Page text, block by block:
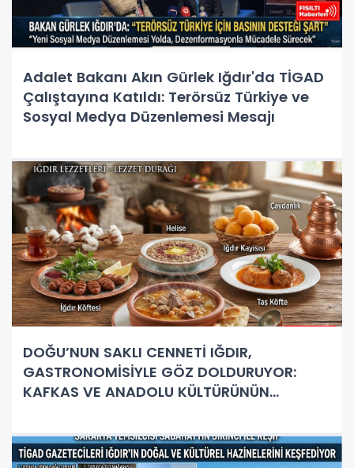
Adalet Bakanı Akın Gürlek Iğdır'da TİGAD
Çalıştayına Katıldı: Terörsüz Türkiye ve
Sosyal Medya Düzenlemesi Mesajı
DOĞU’NUN SAKLI CENNETİ IĞDIR,
GASTRONOMİSİYLE GÖZ DOLDURUYOR:
KAFKAS VE ANADOLU KÜLTÜRÜNÜN